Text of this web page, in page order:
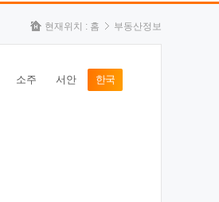
현재위치 : 홈 부동산정보
소주 서안 한국